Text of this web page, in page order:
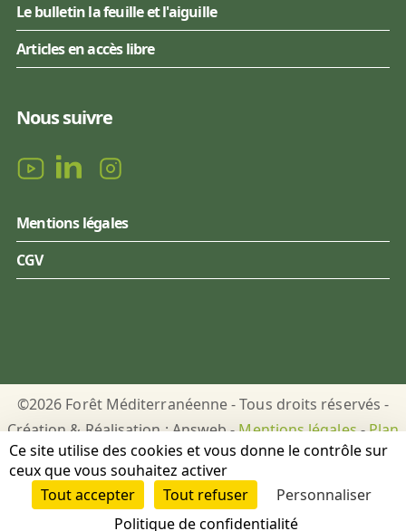
Le bulletin la feuille et l'aiguille
Articles en accès libre
Nous suivre
Mentions légales
CGV
©2026 Forêt Méditerranéenne - Tous droits réservés -
Création & Réalisation : Answeb -Mentions légales-Plan
du site-Gestion des cookies
DON PUBLICATIONS
Ce site utilise des cookies et vous donne le contrôle sur
ceux que vous souhaitez activer
Tout accepter
Tout refuser
Personnaliser
Politique de confidentialité